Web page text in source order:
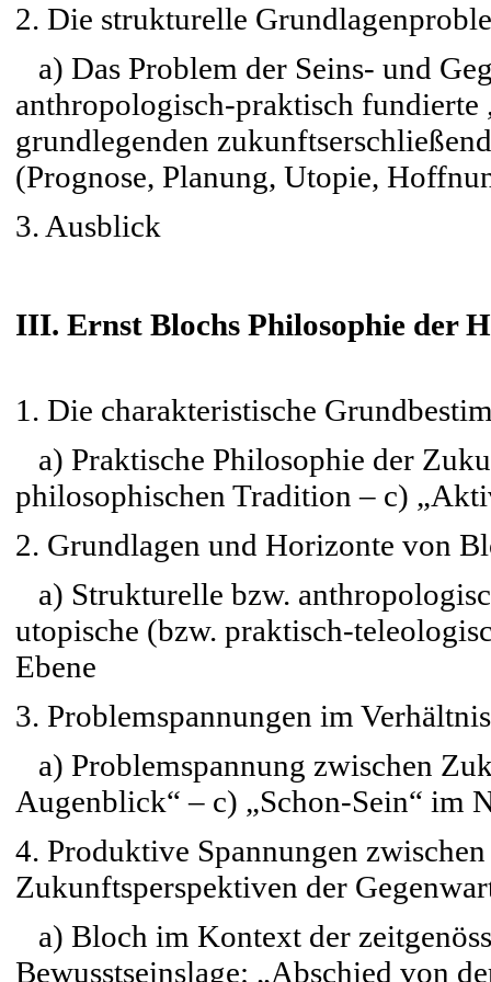
2. Die strukturelle
a) Das Problem der Seins- und
anthropologisch-praktisch
grundlegenden
(Prognose, Planung, Utopie,
3. Ausblick
III. Ernst Blochs Philosophie der
1. Die charakteristische
a) Praktische Philosophie der
philosophischen Tradition – c)
2. Grundlagen und Horizonte von
a) Strukturelle bzw.
utopische (bzw. praktisch-
Ebene
3. Problemspannungen im
a) Problemspannung zwischen
Augenblick“ – c) „Schon-Sein“ im
4. Produktive Spannungen
Zukunftsperspektiven der
a) Bloch im Kontext der
Bewusstseinslage: „Abschied von